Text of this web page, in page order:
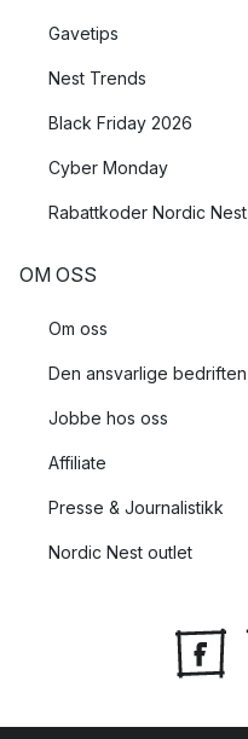
Gavetips
Nest Trends
Black Friday 2026
Cyber Monday
Rabattkoder Nordic Nest
OM OSS
Om oss
Den ansvarlige bedriften
Jobbe hos oss
Affiliate
Presse & Journalistikk
Nordic Nest outlet